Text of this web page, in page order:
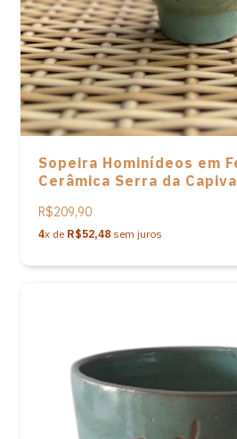
Sopeira Hominídeos em
Cerâmica Serra da
R$209,90
4x de R$52,48 sem juros